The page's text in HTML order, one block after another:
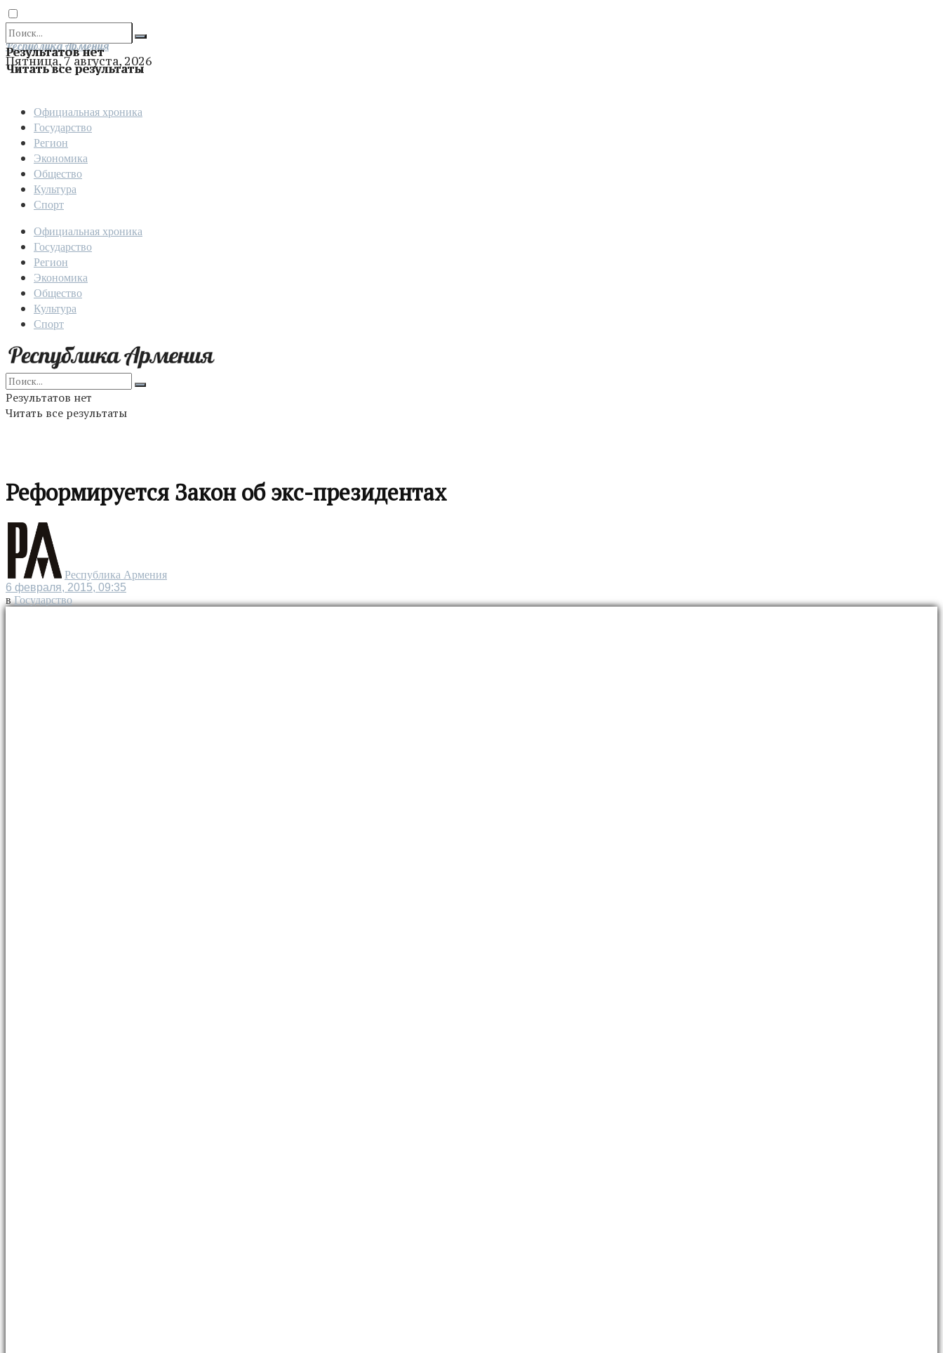
Результатов нет
Читать все результаты
Отправить
Республика Армения
Пятница, 7 августа, 2026
Официальная хроника
Государство
Регион
Экономика
Общество
Культура
Спорт
Официальная хроника
Государство
Регион
Экономика
Общество
Культура
Спорт
Результатов нет
Читать все результаты
Реформируется Закон об экс-президентах
Республика Армения
6 февраля, 2015, 09:35
в Государство